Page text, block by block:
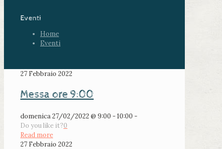
Eventi
Home
Eventi
27 Febbraio 2022
Messa ore 9:00
domenica 27/02/2022 @ 9:00 - 10:00 -
Do you like it?0
Read more
27 Febbraio 2022